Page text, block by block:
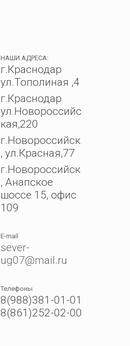
НАШИ АДРЕСА:
г.Краснодар
ул.Тополиная ,4
г.Краснодар
ул.Новороссийс
кая,220
г.Новороссийск
, ул.Красная,77
г.Новороссийск
, Анапское
шоссе 15, офис
109
E-mail
sever-
ug07@mail.ru
Телефоны
8(988)381-01-01
8(861)252-02-00